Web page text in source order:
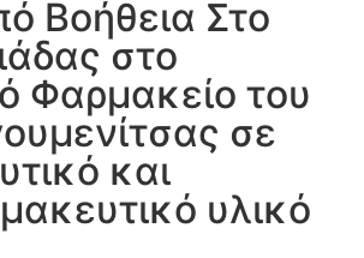
Βοήθεια Στο
στο
Φαρμακείο του
σε
και
υλικό